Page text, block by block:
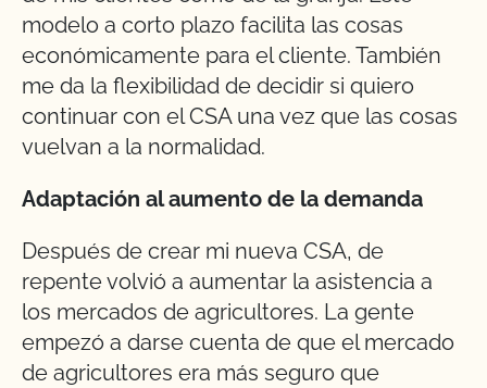
modelo a corto plazo facilita las cosas
económicamente para el cliente. También
me da la flexibilidad de decidir si quiero
continuar con el CSA una vez que las cosas
vuelvan a la normalidad.
Adaptación al aumento de la demanda
Después de crear mi nueva CSA, de
repente volvió a aumentar la asistencia a
los mercados de agricultores. La gente
empezó a darse cuenta de que el mercado
de agricultores era más seguro que